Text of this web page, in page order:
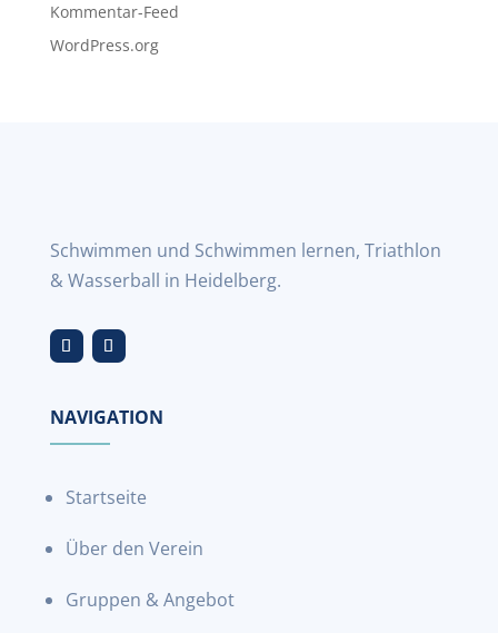
Kommentar-Feed
WordPress.org
Schwimmen und Schwimmen lernen, Triathlon
& Wasserball in Heidelberg.
NAVIGATION
Startseite
Über den Verein
Gruppen & Angebot